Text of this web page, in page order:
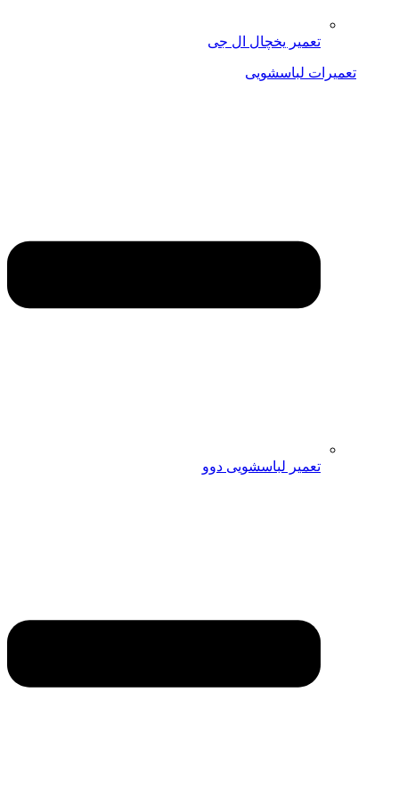
تعمیر یخچال ال جی
تعمیرات لباسشویی
تعمیر لباسشویی دوو